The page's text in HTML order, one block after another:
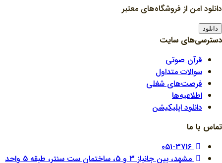
دانلود امن از فروشگاه‌های معتبر
دانلود
دسترسی‌های سایت
قرآن صوتی
سوالات متداول
فرصت‌های شغلی
اطلاعیه‌ها
دانلود اپلیکیشن
تماس با ما
051-3716
مشهد، بین جانباز 3 و 5، ساختمان ست سنتر، طبقه 5 واحد